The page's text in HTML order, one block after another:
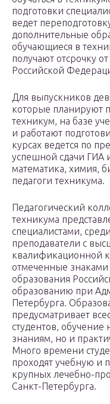
подготовки
ведет
дополнительные
обучающиеся в
получают отсрочку
Российской
Для выпускников
которые планируют
техникум, на базе
и работают
курсах ведется по
успешной сдачи ГИА
математика, химия,
педагоги техникума.
Педагогический
техникума
специалистами,
преподаватели с
квалификационной
отмеченные знаками
образования
образованию при
Петербурга.
предусматривает
студентов, обучение
знаниям, но и
Много времени
проходят учебную и
крупных лечебно-
Санкт-Петербурга.